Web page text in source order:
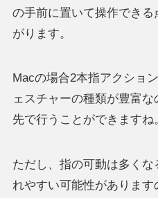
の手前に置いて操作でき
がります。
Macの場合2本指アクショ
ェスチャーの種類が豊富
先で行うことができますね
ただし、指の可動は多く
れやすい可能性があります